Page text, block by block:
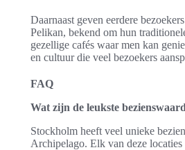
Daarnaast geven eerdere
Pelikan, bekend om hun
gezellige cafés waar men kan
en cultuur die veel bezoekers
FAQ
Wat zijn de leukste
Stockholm heeft veel unieke
Archipelago. Elk van deze